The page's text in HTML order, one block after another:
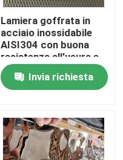
Lamiera goffrata in
acciaio inossidabile
AISI304 con buona
resistenza all'usura e
superficie goffrata
per applicazioni
decorative
Invia richiesta